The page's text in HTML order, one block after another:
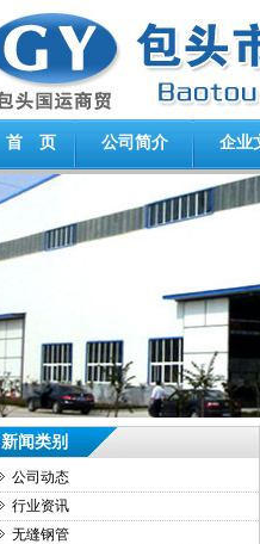
首 页 公司简介 企业
新闻类别
公司动态
行业资讯
无缝钢管